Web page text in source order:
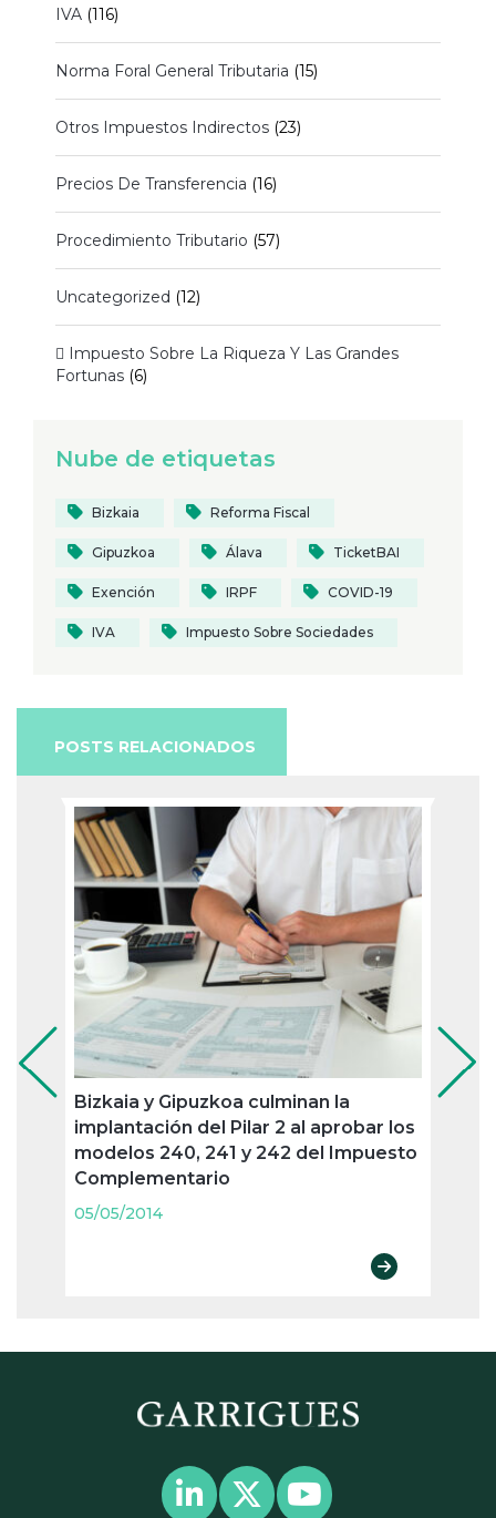
IVA (116)
Norma Foral General Tributaria (15)
Otros Impuestos Indirectos (23)
Precios De Transferencia (16)
Procedimiento Tributario (57)
Uncategorized (12)
 Impuesto Sobre La Riqueza Y Las Grandes
Fortunas (6)
Nube de etiquetas
Bizkaia Reforma Fiscal
Gipuzkoa Álava TicketBAI
Exención IRPF COVID-19
IVA Impuesto Sobre Sociedades
POSTS RELACIONADOS
Bizkaia y Gipuzkoa culminan la
implantación del Pilar 2 al aprobar los
modelos 240, 241 y 242 del Impuesto
Complementario
05/05/2014